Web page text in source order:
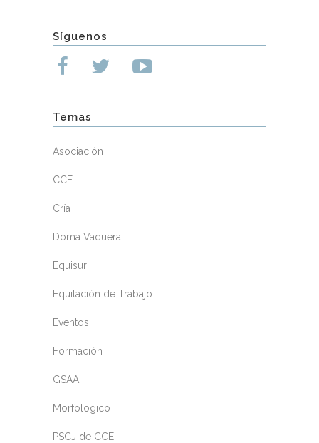
Síguenos
Temas
Asociación
CCE
Cría
Doma Vaquera
Equisur
Equitación de Trabajo
Eventos
Formación
GSAA
Morfologico
PSCJ de CCE